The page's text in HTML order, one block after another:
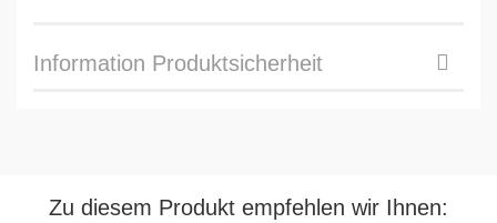
Information Produktsicherheit
Zu diesem Produkt empfehlen wir Ihnen: